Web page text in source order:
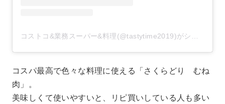
コストコ&業務スーパー&料理(@tastytime2019)がシェアした投稿
コスパ最高で色々な料理に使える「さくらどり むね
肉」。
美味しくて使いやすいと、リピ買いしている人も多い